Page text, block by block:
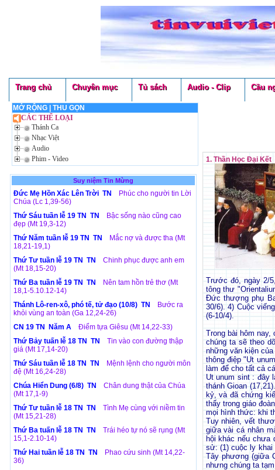
Trang chủ Chuyên mục Tủ sách Audio - Clip Cầu
MỞ RỘNG
THU GỌN
CÁC THỂ LOẠI
Thánh Ca
Nhạc Việt
Audio
Phim - Video
Suy niệm Tin Mừng
Đức Mẹ Hồn Xác Lên Trời TN
Phúc cho người tin Lời
Chúa (Lc 1,39-56)
Thứ Sáu tuần lễ 19 TN TN
Bậc sống nào cũng cao
đẹp (Mt 19,3-12)
Thứ Năm tuần lễ 19 TN TN
Mắc nợ và được tha (Mt
18,21-19,1)
Thứ Tư tuần lễ 19 TN TN
Chinh phục được anh em
(Mt 18,15-20)
Thứ Ba tuần lễ 19 TN TN
Nên tam hồn trẻ thơ (Mt
18,1-5.10.12-14)
Thánh Lô-ren-xô, phó tế, tử đạo (10/8) TN
Bước ra
khỏi vùng an toàn (Ga 12,24-26)
CN 19 TN Năm A
Điểm tựa Giêsu (Mt 14,22-33)
Thứ Bảy tuấn lễ 18 TN TN
Tin vào con đường thập
giá (Mt 17,14-20)
Thứ Sáu tuần lễ 18 TN TN
Mệnh lệnh cho người môn
đệ (Mt 16,24-28)
Chúa Hiển Dung (6/8) TN
Chân dung thật của Chúa
(Mt 17,1-9)
Thứ Tư tuần lễ 18 TN TN
Tình Mẹ cùng với niềm tin
(Mt 15,21-28)
Thứ Ba tuấn lễ 18 TN TN
Trái héo tự nó sẽ rụng (Mt
15,1-2.10-14)
Thứ Hai tuần lễ 18 TN TN
Phao cứu sinh (Mt 14,22-
36)
1. Thần Học Đại Kết
Trước đó, ngày 2/
tông thư
Đức thượng phụ
30/6). 4) Cuộc
(6-10/4).
Trong bài hôm
chúng ta sẽ theo
những văn kiện
thông điệp "Ut
làm để cho tất cả
Ut unum sint : đây
thánh Gioan
kỷ, và đã chứng
thấy trong giáo
mọi hình thức: khi
Tuy nhiên, vết
giữa vài cá nhân
hội khác nếu
sử: (1) cuộc ly khai
Tây phương (giữa
nhưng chúng ta